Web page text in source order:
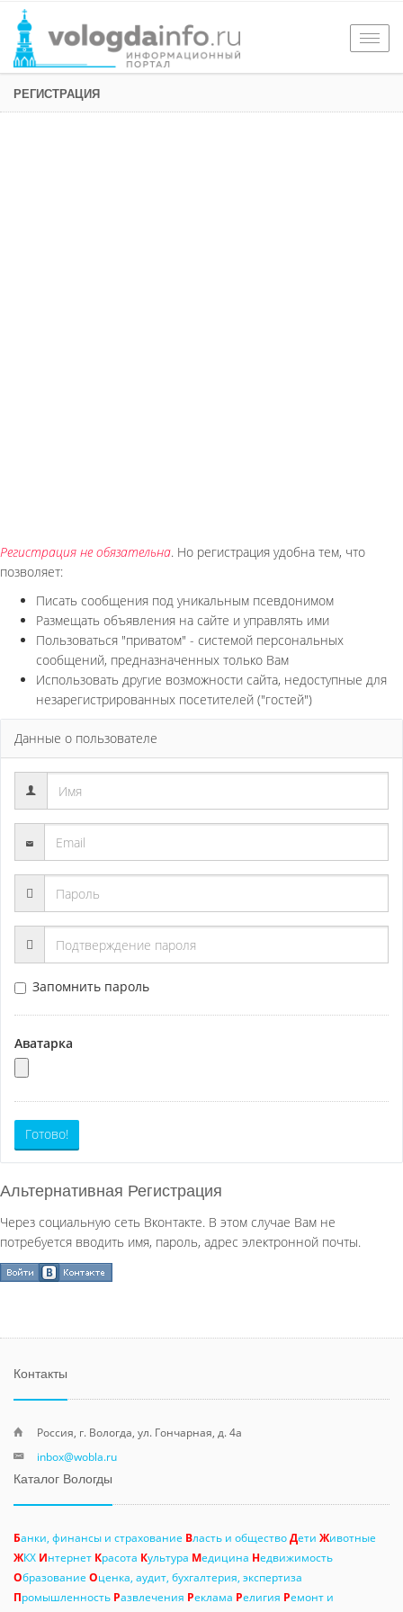
РЕГИСТРАЦИЯ
Регистрация не обязательна. Но регистрация удобна тем, что
позволяет:
Писать сообщения под уникальным псевдонимом
Размещать объявления на сайте и управлять ими
Пользоваться "приватом" - системой персональных
сообщений, предназначенных только Вам
Использовать другие возможности сайта, недоступные для
незарегистрированных посетителей ("гостей")
Данные о пользователе
Запомнить пароль
Аватарка
Готово!
Альтернативная Регистрация
Через социальную сеть Вконтакте. В этом случае Вам не
потребуется вводить имя, пароль, адрес электронной почты.
Контакты
Россия, г. Вологда, ул. Гончарная, д. 4а
inbox@wobla.ru
Каталог Вологды
Банки, финансы и страхование Власть и обществоДети Животные
ЖКХ Интернет Красота Культура Медицина Недвижимость
Образование Оценка, аудит, бухгалтерия, экспертиза
Промышленность Развлечения Реклама Религия Ремонт и